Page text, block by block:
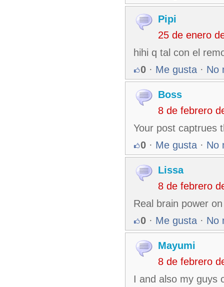
Pipi
25 de enero
hihi q tal con el
0 · Me gusta · No
Boss
8 de febrero
Your post captrues
0 · Me gusta · No
Lissa
8 de febrero
Real brain power
0 · Me gusta · No
Mayumi
8 de febrero
I and also my guys